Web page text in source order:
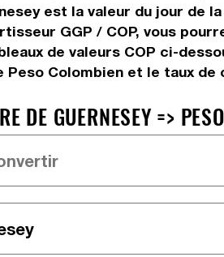
est la valeur du jour de
GGP / COP, vous
de valeurs COP ci-
Colombien et le taux de
DE GUERNESEY =>